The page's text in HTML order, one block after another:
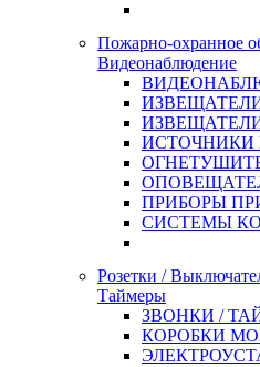
Пожарно-охранное
Видеонаблюдение
ИСТОЧНИКИ
ПРИБОРЫ
СИСТЕМЫ
Розетки /
Таймеры
ЗВОНКИ /
КОРОБКИ